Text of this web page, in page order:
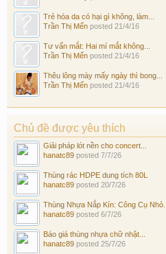
Trẻ hóa da có hại gì không, làm...
Trần Thị Mến posted 21/4/16
Tư vấn mắt: Hai mí mắt không...
Trần Thị Mến posted 21/4/16
Thêu lông mày mấy ngày thì bong...
Trần Thị Mến posted 21/4/16
Chủ đề được yêu thích
Giải pháp lót nền cho concert...
hanatc89 posted 7/7/26
Thùng rác HDPE dung tích 80L
hanatc89 posted 20/7/26
Thùng Nhựa Nắp Kín: Công Cụ Nhỏ...
hanatc89 posted 6/7/26
Báo giá thùng nhựa chữ nhật...
hanatc89 posted 25/7/26